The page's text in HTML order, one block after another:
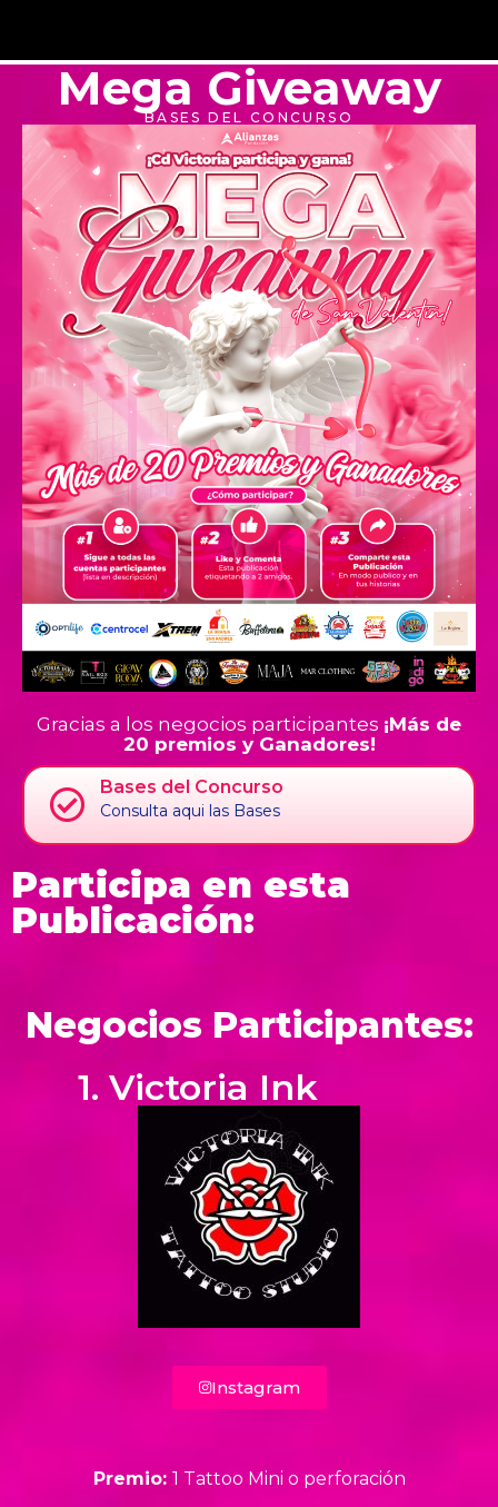
Mega Giveaway
BASES DEL CONCURSO
Gracias a los negocios participantes ¡Más de
20 premios y Ganadores!
Bases del Concurso
Consulta aqui las Bases
Participa en esta
Publicación:
Negocios Participantes:
1. Victoria Ink
Instagram
Premio: 1 Tattoo Mini o perforación